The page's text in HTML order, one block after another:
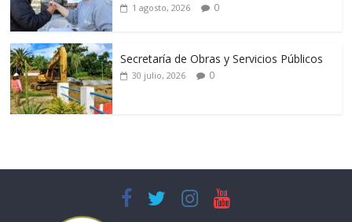
1 agosto, 2026 0
Secretaría de Obras y Servicios Públicos
30 julio, 2026 0